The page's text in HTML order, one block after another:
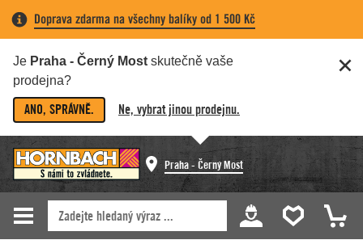
Doprava zdarma na všechny balíky od 1 500 Kč
Je Praha - Černý Most skutečně vaše
prodejna?
ANO, SPRÁVNĚ. Ne, vybrat jinou prodejnu.
Praha - Černý Most